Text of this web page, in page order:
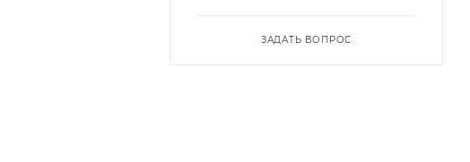
ЗАДАТЬ ВОПРОС